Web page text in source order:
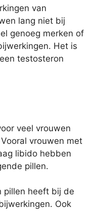
van
lang niet bij
genoeg merken of
Het is
testosteron
veel vrouwen
vrouwen met
libido hebben
pillen.
pillen heeft bij de
Ook